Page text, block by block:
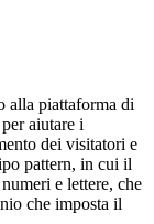
alla piattaforma di
aiutare i
dei visitatori e
pattern, in cui il
e lettere, che
che imposta il